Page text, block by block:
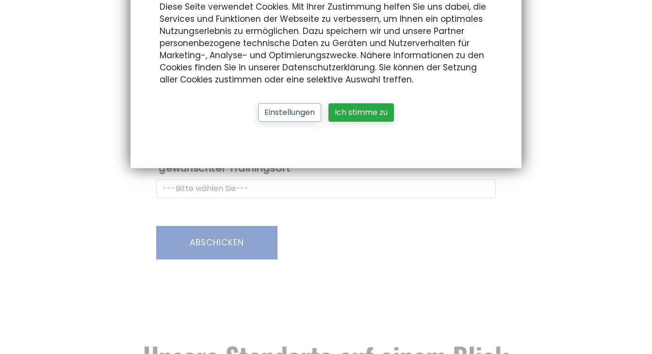
E-Mail Adresse
gewünschtes Training
gewünschter Trainingsort
ABSCHICKEN
Diese Seite verwendet Cookies. Mit Ihrer Zustimmung helfen Sie uns dabei, die
Services und Funktionen der Webseite zu verbessern, um Ihnen ein optimales
Nutzungserlebnis zu ermöglichen. Dazu speichern wir und unsere Partner
personenbezogene technische Daten zu Geräten und Nutzerverhalten für
Marketing-, Analyse- und Optimierungszwecke. Nähere Informationen zu den
Cookies finden Sie in unserer Datenschutzerklärung. Sie können der Setzung
aller Cookies zustimmen oder eine selektive Auswahl treffen.
Einstellungen Ich stimme zu